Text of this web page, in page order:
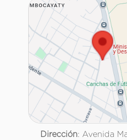
Dirección: Avenida